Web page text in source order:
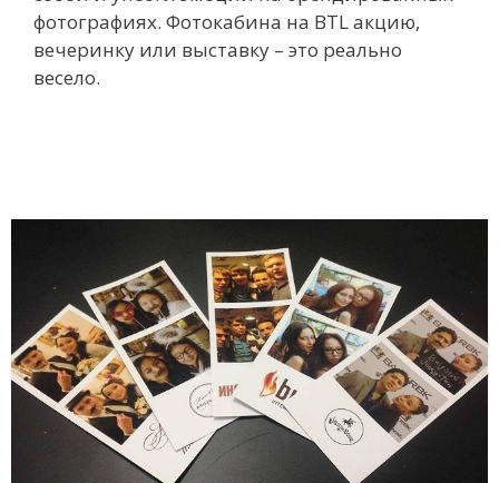
фотографиях. Фотокабина на BTL акцию,
вечеринку или выставку – это реально
весело.